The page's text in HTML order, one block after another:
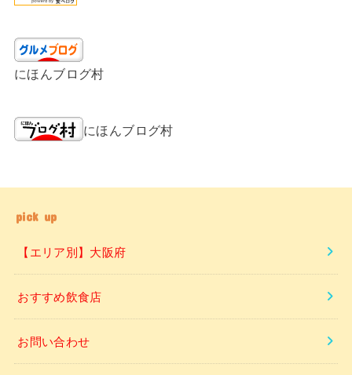
にほんブログ村
にほんブログ村
pick up
【エリア別】大阪府
おすすめ飲食店
お問い合わせ